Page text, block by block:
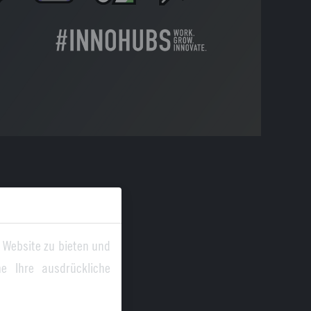
zu bieten und
Ihre ausdrückliche